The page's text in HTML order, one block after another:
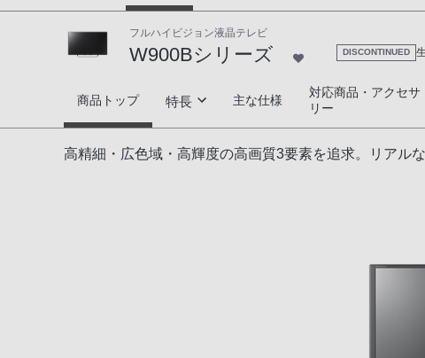
フルハイビジョン液晶テレビ
W900Bシリーズ DISCONTINUED
W900Bシリーズ
商品トップ 特長
高画質
主な仕様
対応商品・アクセサ
リー
高精細・広色域・高輝度の高画質3要素を追求。リアル